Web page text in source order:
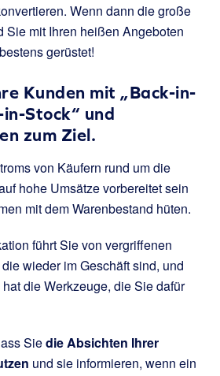
Wenn dann die große
Sie mit Ihren heißen Angeboten
gerüstet!
Kunden mit „Back-in-
Stock“ und
zum Ziel.
von Käufern rund um die
hohe Umsätze vorbereitet sein
mit dem Warenbestand hüten.
führt Sie von vergriffenen
wieder im Geschäft sind, und
die Werkzeuge, die Sie dafür
Siedie Absichten Ihrer
und sie informieren, wenn ein